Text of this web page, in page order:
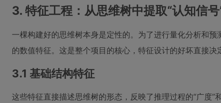
3. 特征工程：从思维树中提取“认知信号
一棵构建好的思维树本身是定性的。为了进行量化分析和
的数值特征。这是整个项目的核心，特征设计的好坏直接决
3.1 基础结构特征
这些特征直接描述思维树的形态，反映了推理过程的“广度”